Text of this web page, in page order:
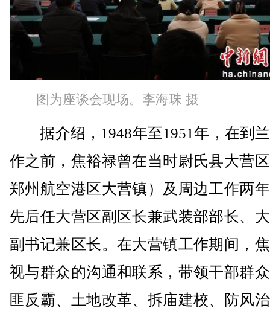
图为座谈会现场。李海珠 摄
据介绍，1948年至1951年，在到
作之前，焦裕禄曾在当时尉氏县大营
郑州航空港区大营镇）及周边工作两
先后任大营区副区长兼武装部部长、
副书记兼区长。在大营镇工作期间，
视与群众的沟通和联系，带领干部群
匪反霸、土地改革、拆庙建校、防风